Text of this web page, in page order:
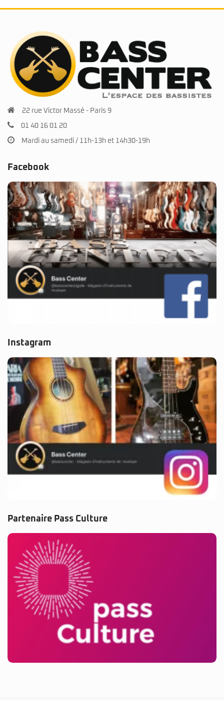
22 rue Victor Massé - Paris 9
01 40 16 01 20
Mardi au samedi / 11h-13h et 14h30-19h
Facebook
Instagram
Partenaire Pass Culture